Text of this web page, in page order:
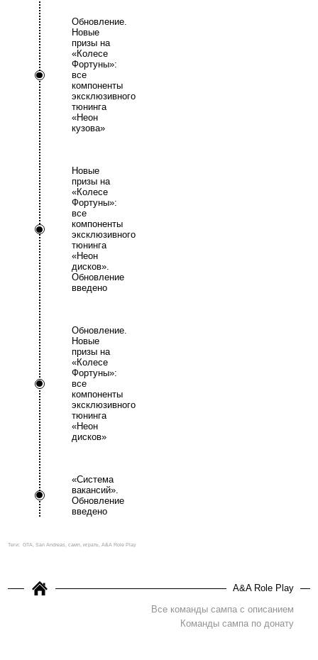
Обновление.
Новые
призы на
«Колесе
Фортуны»:
все
компоненты
эксклюзивного
тюнинга
«Неон
кузова»
Новые
призы на
«Колесе
Фортуны»:
все
компоненты
эксклюзивного
тюнинга
«Неон
дисков».
Обновление
введено
Обновление.
Новые
призы на
«Колесе
Фортуны»:
все
компоненты
эксклюзивного
тюнинга
«Неон
дисков»
«Система
вакансий».
Обновление
введено
Теги: GTA, San Andreas, самп, играть, A&A Role Play
A&A Role Play
Все команды сампа с описанием
Команды сампа по донату